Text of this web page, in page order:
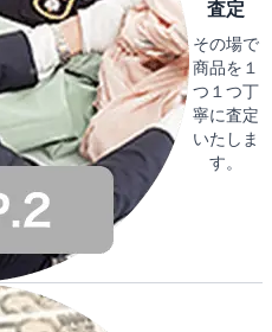
査定
その場で
商品を１
つ１つ丁
寧に査定
いたしま
す。